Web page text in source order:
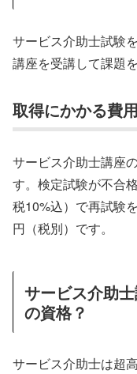
サービス介助士試験
講座を受講して課題
取得にかかる費用
サービス介助士講座
す。検定試験が不合
税10%込）で再試験
円（税別）です。
サービス介助
の資格？
サービス介助士は超